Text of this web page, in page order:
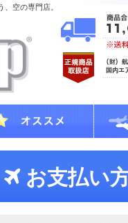
空の専門店。
お支払い